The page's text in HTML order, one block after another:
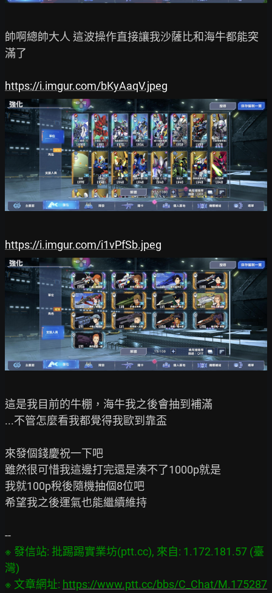
帥啊總帥大人 這波操作直接讓我沙薩比和海牛都能突
滿了
https://i.imgur.com/bKyAaqV.jpeg
https://i.imgur.com/i1vPfSb.jpeg
這是我目前的牛棚，海牛我之後會抽到補滿
...不管怎麼看我都覺得我歐到靠盃
來發個錢慶祝一下吧
雖然很可惜我這邊打完還是湊不了1000p就是
我就100p稅後隨機抽個8位吧
希望我之後運氣也能繼續維持
※ 發信站: 批踢踢實業坊(ptt.cc), 來自: 1.172.181.57 (臺
灣)
※ 文章網址: https://www.ptt.cc/bbs/C_Chat/M.175287